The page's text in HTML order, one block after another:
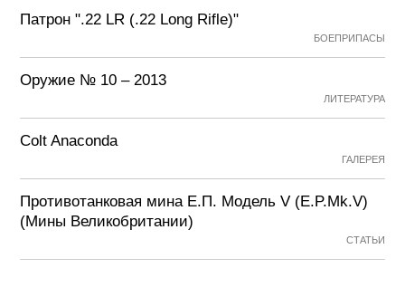
Патрон ".22 LR (.22 Long Rifle)"
БОЕПРИПАСЫ
Оружие № 10 – 2013
ЛИТЕРАТУРА
Colt Anaconda
ГАЛЕРЕЯ
Противотанковая мина Е.П. Модель V (E.P.Mk.V)
(Мины Великобритании)
СТАТЬИ